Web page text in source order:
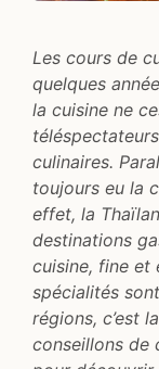
Les cours de
quelques
la cuisine ne
culinaires.
toujours eu la
effet, la
destinations
cuisine, fine et
spécialités
régions, c’est
conseillons de